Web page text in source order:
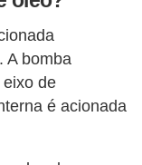
A bomba
de
é acionada